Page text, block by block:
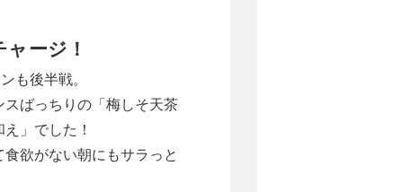
ージ！
も後半戦。
ばっちりの「梅しそ天茶
」でした！
欲がない朝にもサラっと